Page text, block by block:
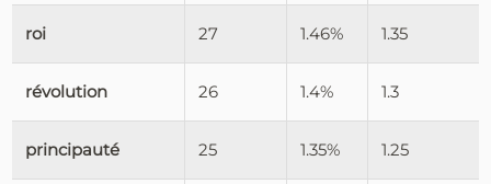
roi 27 1.46% 1.35
révolution 26 1.4% 1.3
principauté 25 1.35% 1.25